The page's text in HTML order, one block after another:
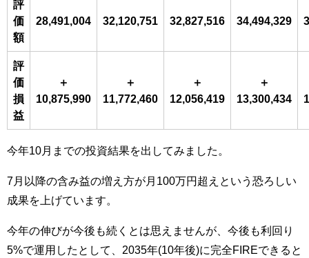
評
価
額
28,491,004 32,120,751 32,827,516 34,494,329
評
価
損
益
＋
10,875,990
＋
11,772,460
＋
12,056,419
＋
13,300,434
今年10月までの投資結果を出してみました。
7月以降の含み益の増え方が月100万円超えという恐ろしい
成果を上げています。
今年の伸びが今後も続くとは思えませんが、今後も利回り
5%で運用したとして、2035年(10年後)に完全FIREできると